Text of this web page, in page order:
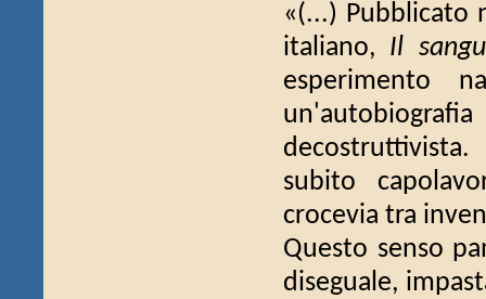
«(...) Pubblicato
italiano, Il
esperimento
subito
crocevia tra
Questo senso
diseguale,